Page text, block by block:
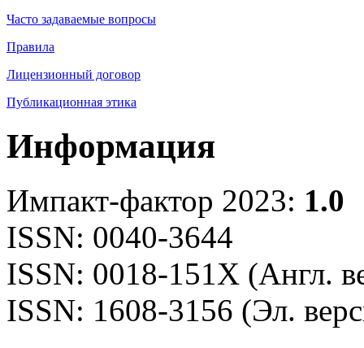
Часто задаваемые вопросы
Правила
Лицензионный договор
Публикационная этика
Информация
Импакт-фактор 2023: 1.0
ISSN: 0040-3644
ISSN: 0018-151X (Англ.
ISSN: 1608-3156 (Эл.